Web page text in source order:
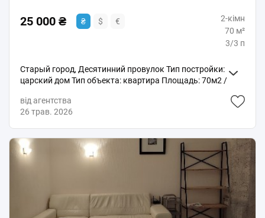
25 000 ₴ ₴ $ €
2-кімн
70 м²
3/3 п
Старый город, Десятинний провулок Тип постройки:
царский дом Тип объекта: квартира Площадь: 70м2 /
Ремонт: капитальный ремонт Объект SL-061717
від агентства
26 трав. 2026